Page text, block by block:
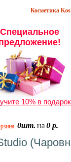
Косметика
Специальное
10% в
: 0шт. на 0 р.